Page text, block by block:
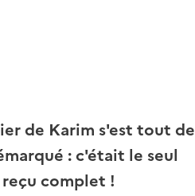
de Karim s'est tout de
: c'était le seul
complet !